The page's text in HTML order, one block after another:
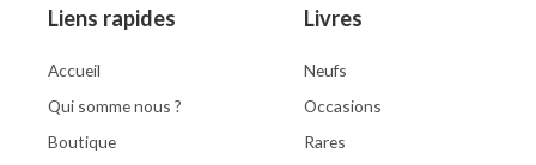
Liens rapides
Accueil
Qui somme nous ?
Boutique
Livres
Neufs
Occasions
Rares